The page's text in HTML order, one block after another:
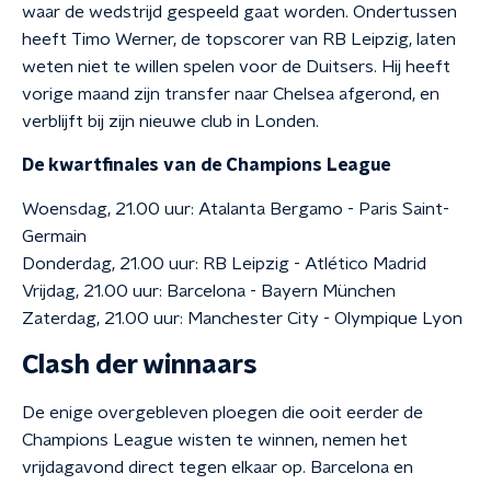
waar de wedstrijd gespeeld gaat worden. Ondertussen
heeft Timo Werner, de topscorer van RB Leipzig, laten
weten niet te willen spelen voor de Duitsers. Hij heeft
vorige maand zijn transfer naar Chelsea afgerond, en
verblijft bij zijn nieuwe club in Londen.
De kwartfinales van de Champions League
Woensdag, 21.00 uur: Atalanta Bergamo - Paris Saint-
Germain
Donderdag, 21.00 uur: RB Leipzig - Atlético Madrid
Vrijdag, 21.00 uur: Barcelona - Bayern München
Zaterdag, 21.00 uur: Manchester City - Olympique Lyon
Clash der winnaars
De enige overgebleven ploegen die ooit eerder de
Champions League wisten te winnen, nemen het
vrijdagavond direct tegen elkaar op. Barcelona en